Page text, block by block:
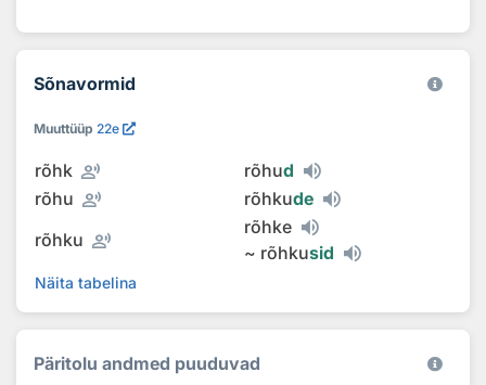
Sõnavormid
Muuttüüp 22e
rõhk record_voice_over rõhud
rõhu record_voice_over rõhkude
rõhku record_voice_over
rõhke
~ rõhkusid
Näita tabelina
Päritolu andmed puuduvad